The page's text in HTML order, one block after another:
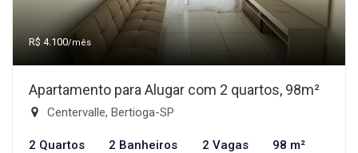
R$ 4.100/mês
Apartamento para Alugar com 2 quartos, 98m²
Centervalle, Bertioga-SP
2 Quartos 2 Banheiros 2 Vagas 98 m²